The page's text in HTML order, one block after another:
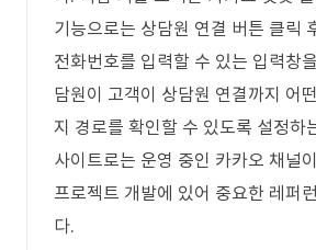
기능으로는 상담원 연결 버튼 클릭
전화번호를 입력할 수 있는 입력창
담원이 고객이 상담원 연결까지 어
지 경로를 확인할 수 있도록 설정하
사이트로는 운영 중인 카카오 채널
프로젝트 개발에 있어 중요한 레퍼
다.